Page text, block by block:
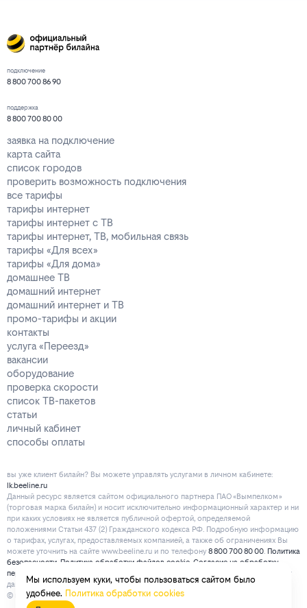
подключение
8 800 700 86 90
поддержка
8 800 700 80 00
заявка на подключение
карта сайта
список городов
проверить возможность подключения
все тарифы
тарифы интернет
тарифы интернет с ТВ
тарифы интернет, ТВ, мобильная связь
тарифы «Для всех»
тарифы «Для дома»
домашнее ТВ
домашний интернет
домашний интернет и ТВ
промо-тарифы и акции
контакты
услуга «Переезд»
вакансии
оборудование
проверка скорости
список ТВ-пакетов
статьи
личный кабинет
способы оплаты
вы уже клиент билайн? Вы можете управлять услугами в личнoм кaбинeтe:
lk.beeline.ru
Данный ресурс является сайтом официального партнера ПАО «Вымпелком»
(торговая марка билайн) и носит исключительно информационный характер и ни
при каких условиях не является публичной офертой, определяемой
положениями Статьи 437 (2) Гражданского кодекса РФ. Подробную информацию
о тарифах, услугах, предоставляемых компанией, а также об ограничениях Вы
можете уточнить на сайте www.beeline.ru и по телефону 8 800 700 80 00 Политика
безопасности Политика обработки файлов cookie Согласие на обработку
персональных данных
. Отписаться от получения информационных рассылок от
данного ресурса можно настранице.
© mirbeeline.ru - официальный партнер билайн. 2026 г.
Мы используем куки, чтобы пользоваться сайтом было
удобнее. Политика обработки cookies